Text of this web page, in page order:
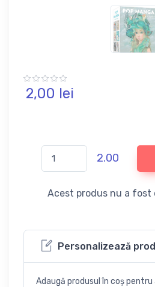
2,00 lei
2.00
Acest produs nu a fost
Personalizează
Adaugă produsul în coș